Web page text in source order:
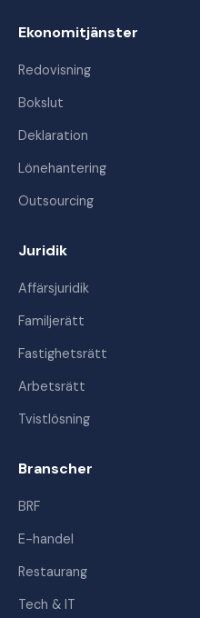
Ekonomitjänster
Redovisning
Bokslut
Deklaration
Lönehantering
Outsourcing
Juridik
Affärsjuridik
Familjerätt
Fastighetsrätt
Arbetsrätt
Tvistlösning
Branscher
BRF
E-handel
Restaurang
Tech & IT